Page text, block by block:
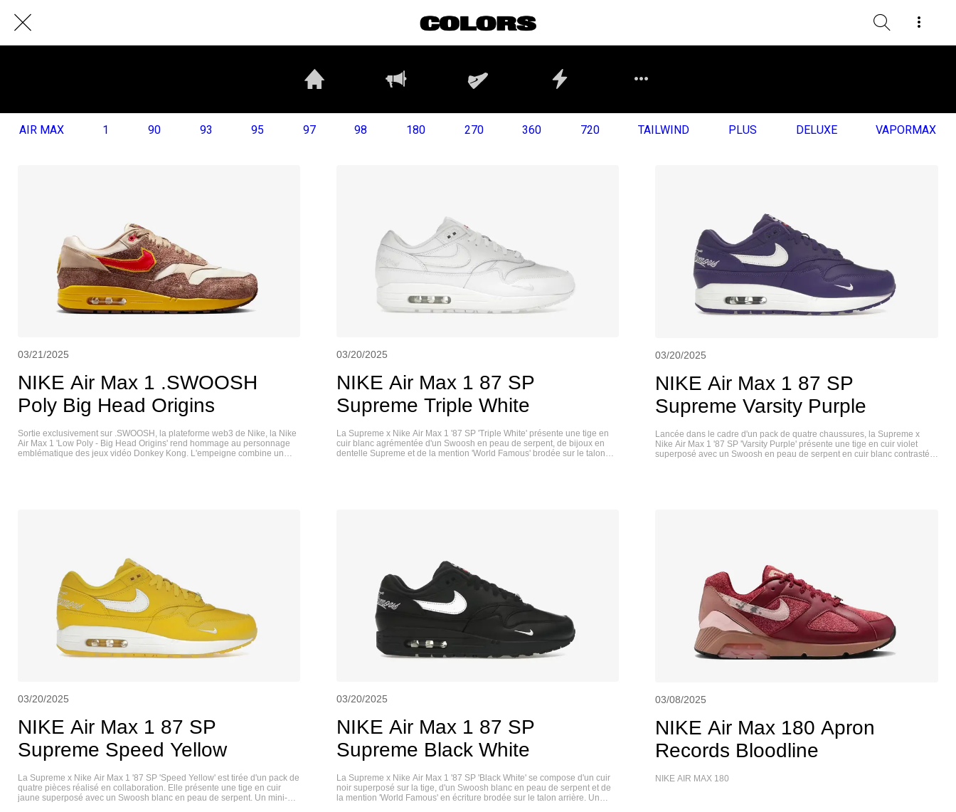
AIR MAX 1 90 93 95 97 98 180 270 360 720 TAILWIND PLUS DELUXE VAPORMAX
03/21/2025
NIKE Air Max 1 .SWOOSH
Poly Big Head Origins
Sortie exclusivement sur .SWOOSH, la plateforme web3 de Nike, la Nike
Air Max 1 'Low Poly - Big Head Origins' rend hommage au personnage
emblématique des jeux vidéo Donkey Kong. L'empeigne combine un
03/20/2025
NIKE Air Max 1 87 SP
Supreme Triple White
La Supreme x Nike Air Max 1 '87 SP 'Triple White' présente une tige en
cuir blanc agrémentée d'un Swoosh en peau de serpent, de bijoux en
dentelle Supreme et de la mention 'World Famous' brodée sur le talon
03/20/2025
NIKE Air Max 1 87 SP
Supreme Varsity Purple
Lancée dans le cadre d'un pack de quatre chaussures, la Supreme x
Nike Air Max 1 '87 SP 'Varsity Purple' présente une tige en cuir violet
superposé avec un Swoosh en peau de serpent en cuir blanc contrasté.
03/20/2025
NIKE Air Max 1 87 SP
Supreme Speed Yellow
La Supreme x Nike Air Max 1 '87 SP 'Speed Yellow' est tirée d'un pack de
quatre pièces réalisé en collaboration. Elle présente une tige en cuir
jaune superposé avec un Swoosh blanc en peau de serpent. Un mini-
03/20/2025
NIKE Air Max 1 87 SP
Supreme Black White
La Supreme x Nike Air Max 1 '87 SP 'Black White' se compose d'un cuir
noir superposé sur la tige, d'un Swoosh blanc en peau de serpent et de
la mention 'World Famous' en écriture brodée sur le talon arrière. Un
03/08/2025
NIKE Air Max 180 Apron
Records Bloodline
NIKE AIR MAX 180